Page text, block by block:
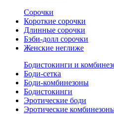
Сорочки
Короткие сорочки
Длинные сорочки
Бэби-долл сорочки
Женские неглиже
Бодистокинги и
Боди-сетка
Боди-комбинезоны
Бодистокинги
Эротические боди
Эротические